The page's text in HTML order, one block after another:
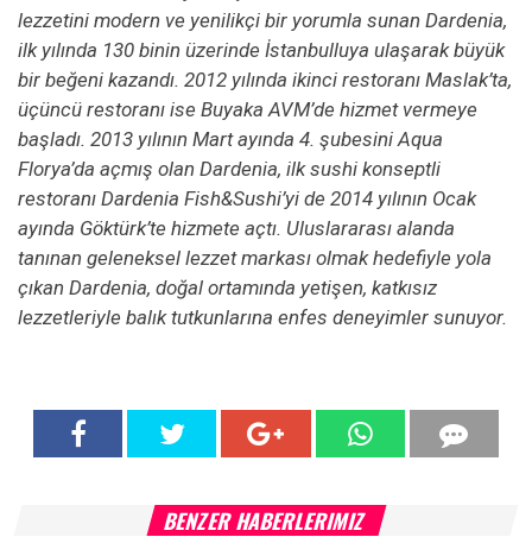
lezzetini modern ve yenilikçi bir yorumla sunan Dardenia,
ilk yılında 130 binin üzerinde İstanbulluya ulaşarak büyük
bir beğeni kazandı. 2012 yılında ikinci restoranı Maslak’ta,
üçüncü restoranı ise Buyaka AVM’de hizmet vermeye
başladı. 2013 yılının Mart ayında 4. şubesini Aqua
Florya’da açmış olan Dardenia, ilk sushi konseptli
restoranı Dardenia Fish&Sushi’yi de 2014 yılının Ocak
ayında Göktürk’te hizmete açtı. Uluslararası alanda
tanınan geleneksel lezzet markası olmak hedefiyle yola
çıkan Dardenia, doğal ortamında yetişen, katkısız
lezzetleriyle balık tutkunlarına enfes deneyimler sunuyor.
BENZER HABERLERIMIZ